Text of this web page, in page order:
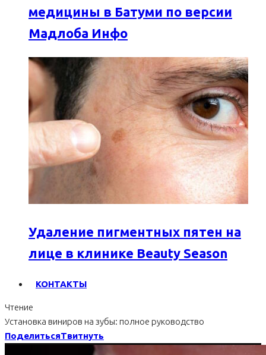
медицины в Батуми по версии
Мадлоба Инфо
Удаление пигментных пятен на
лице в клинике Beauty Season
КОНТАКТЫ
Чтение
Установка виниров на зубы: полное руководство
ПоделитьсяТвитнуть